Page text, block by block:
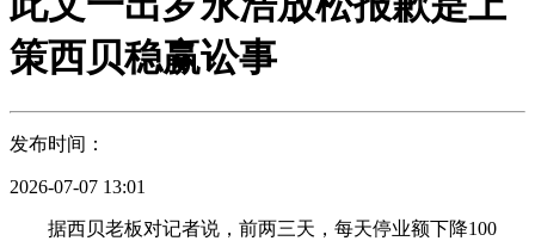
策西贝稳赢讼事
发布时间：
2026-07-07 13:01
据西贝老板对记者说，前两三天，每天停业额下降100